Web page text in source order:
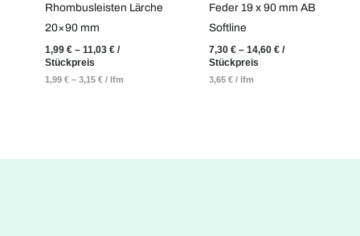
Rhombusleisten Lärche
20×90 mm
1,99€ –11,03€ /
Stückpreis
1,99€ –3,15€ /lfm
Feder 19 x 90 mm AB
Softline
7,30€ –14,60€ /
Stückpreis
3,65€ /lfm